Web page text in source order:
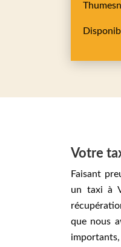
Votre
Faisant
un taxi à
que nous